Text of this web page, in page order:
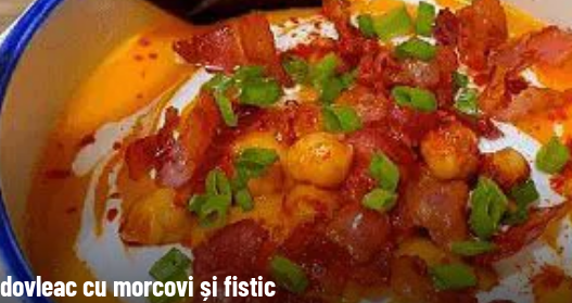
cu morcovi și fistic